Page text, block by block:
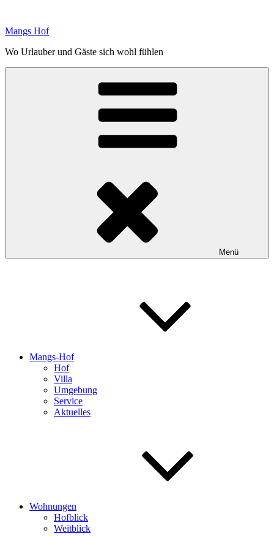
springen
Mangs Hof
Wo Urlauber und Gäste sich wohl fühlen
Menü
Mangs-Hof
Hof
Villa
Umgebung
Service
Aktuelles
Wohnungen
Hofblick
Weitblick